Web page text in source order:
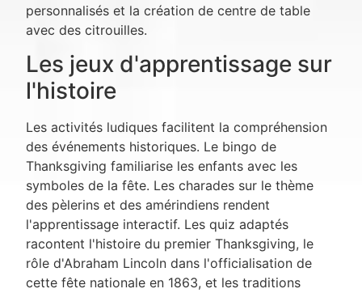
personnalisés et la création de centre de table
avec des citrouilles.
Les jeux d'apprentissage sur
l'histoire
Les activités ludiques facilitent la compréhension
des événements historiques. Le bingo de
Thanksgiving familiarise les enfants avec les
symboles de la fête. Les charades sur le thème
des pèlerins et des amérindiens rendent
l'apprentissage interactif. Les quiz adaptés
racontent l'histoire du premier Thanksgiving, le
rôle d'Abraham Lincoln dans l'officialisation de
cette fête nationale en 1863, et les traditions